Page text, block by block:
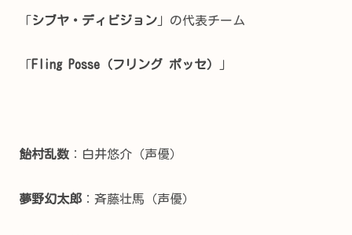
「 シブヤ・ディビジョン 」の代表チーム
「 Fling Posse（フリング ポッセ） 」
飴村乱数 ：白井悠介（声優）
夢野幻太郎 ：斉藤壮馬（声優）